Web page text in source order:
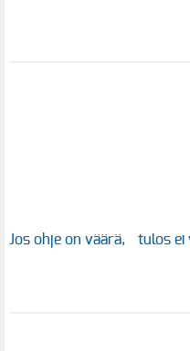
Jos ohje on väärä, tulos ei